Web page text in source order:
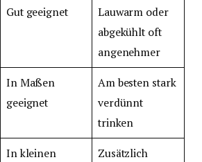
Gut geeignet
Lauwarm oder
abgekühlt oft
angenehmer
In Maßen
geeignet
Am besten stark
verdünnt
trinken
In kleinen
Zusätzlich